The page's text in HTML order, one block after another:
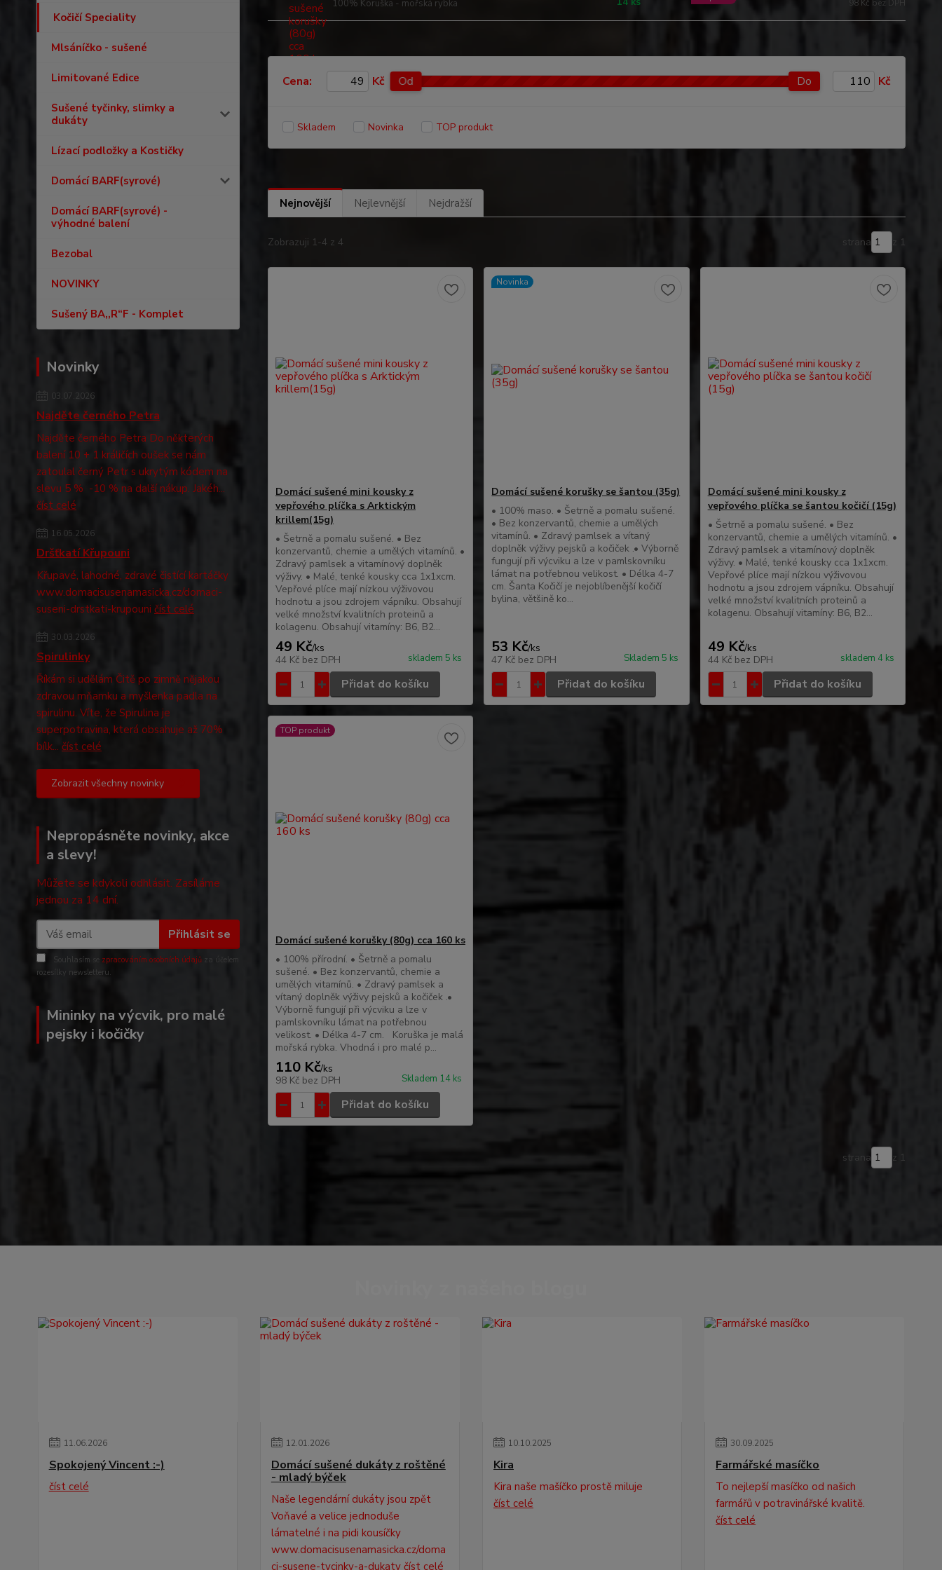
Kočičí Speciality
Mlsáníčko - sušené
Limitované Edice
Sušené tyčinky, slimky a
dukáty
Lízací podložky a Kostičky
Domácí BARF(syrové)
Domácí BARF(syrové) -
výhodné balení
Bezobal
NOVINKY
Sušený BA,,R“F - Komplet
Novinky
03.07.2026
Najděte černého Petra
Najděte černého Petra Do některých
balení 10 + 1 králičích oušek se nám
zatoulal černý Petr s ukrytým kódem na
slevu 5 % -10 % na další nákup. Jakéh...
číst celé
16.05.2026
Dršťkatí Křupouni
Křupavé, lahodné, zdravé čistící kartáčky
www.domacisusenamasicka.cz/domaci-
suseni-drstkati-krupouni číst celé
30.03.2026
Spirulinky
Říkám si udělám Čitě po zimně nějakou
zdravou mňamku a myšlenka padla na
spirulinu. Víte, že Spirulina je
superpotravina, která obsahuje až 70%
bílk... číst celé
Zobrazit všechny novinky
Nepropásněte novinky, akce
a slevy!
Můžete se kdykoli odhlásit. Zasíláme
jednou za 14 dní.
Přihlásit se
Souhlasím se zpracováním osobních údajů za účelem
rozesílky newsletteru.
Mininky na výcvik, pro malé
pejsky i kočičky
100% Koruška - mořská rybka 98 Kč bez DPH
Cena: Kč Od Do Kč
Skladem Novinka TOP produkt
Nejnovější Nejlevnější Nejdražší
Zobrazuji 1-4 z 4 strana z 1
Domácí sušené mini kousky z
vepřového plíčka s Arktickým
krillem(15g)
• Šetrně a pomalu sušené. • Bez
konzervantů, chemie a umělých vitamínů. •
Zdravý pamlsek a vitamínový doplněk
výživy. • Malé, tenké kousky cca 1x1xcm.
Vepřové plíce mají nízkou výživovou
hodnotu a jsou zdrojem vápníku. Obsahují
velké množství kvalitních proteinů a
kolagenu. Obsahují vitamíny: B6, B2...
49 Kč/ks
44 Kč bez DPH skladem 5 ks
Přidat do košíku
Novinka
Domácí sušené korušky se šantou (35g)
• 100% maso. • Šetrně a pomalu sušené.
• Bez konzervantů, chemie a umělých
vitamínů. • Zdravý pamlsek a vítaný
doplněk výživy pejsků a kočiček .• Výborně
fungují při výcviku a lze v pamlskovníku
lámat na potřebnou velikost. • Délka 4-7
cm. Šanta Kočičí je nejoblíbenější kočičí
bylina, většině ko...
53 Kč/ks
47 Kč bez DPH Skladem 5 ks
Přidat do košíku
Domácí sušené mini kousky z
vepřového plíčka se šantou kočičí (15g)
• Šetrně a pomalu sušené. • Bez
konzervantů, chemie a umělých vitamínů. •
Zdravý pamlsek a vitamínový doplněk
výživy. • Malé, tenké kousky cca 1x1xcm.
Vepřové plíce mají nízkou výživovou
hodnotu a jsou zdrojem vápníku. Obsahují
velké množství kvalitních proteinů a
kolagenu. Obsahují vitamíny: B6, B2...
49 Kč/ks
44 Kč bez DPH skladem 4 ks
Přidat do košíku
TOP produkt
Domácí sušené korušky (80g) cca 160 ks
• 100% přírodní. • Šetrně a pomalu
sušené. • Bez konzervantů, chemie a
umělých vitamínů. • Zdravý pamlsek a
vítaný doplněk výživy pejsků a kočiček .•
Výborně fungují při výcviku a lze v
pamlskovníku lámat na potřebnou
velikost. • Délka 4-7 cm. Koruška je malá
mořská rybka. Vhodná i pro malé p...
110 Kč/ks
98 Kč bez DPH Skladem 14 ks
Přidat do košíku
strana z 1
11.06.2026
Spokojený Vincent :-)
číst celé
12.01.2026
Domácí sušené dukáty z roštěné
- mladý býček
Naše legendární dukáty jsou zpět
Voňavé a velice jednoduše
lámatelné i na pidi kousíčky
www.domacisusenamasicka.cz/doma
ci-susene-tycinky-a-dukaty číst celé
10.10.2025
Kira
Kira naše mašíčko prostě miluje
číst celé
30.09.2025
Farmářské masíčko
To nejlepší masíčko od našich
farmářů v potravinářské kvalitě.
číst celé